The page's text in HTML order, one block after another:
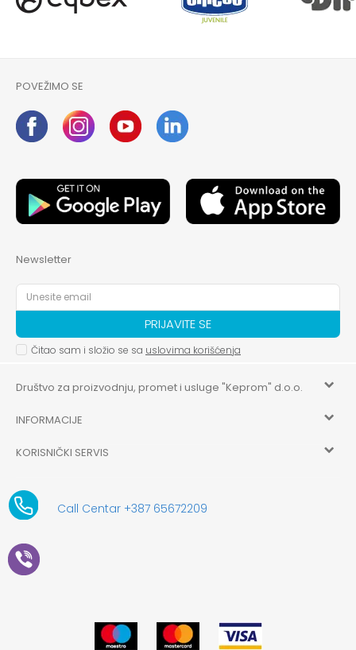
POVEŽIMO SE
Newsletter
PRIJAVITE SE
Čitao sam i složio se sa uslovima korišćenja
Društvo za proizvodnju, promet i usluge "Keprom" d.o.o.
HILANDARSKA 32, ISTOČNO NOVO SARAJEVO, ISTOČNO
aksaonlinebih@aksabih.ba
5514802214205743
61-01-0052-11
11079253
INFORMACIJE
Zaposlenje
Saradnja
KORISNIČKI SERVIS
Uslovi korišćenja i prodaje
Kako kupiti
Plaćanje karticama
Call Centar +387 65672209